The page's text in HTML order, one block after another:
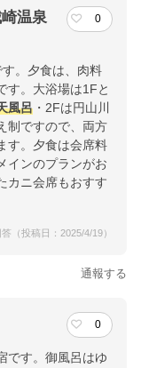
温泉
0
。夕食は、肉料
す。大浴場は1Fと
風呂 ・2Fは円山川
制ですので、両方
す。夕食は会席料
インのプランがお
カニ会席もおすす
（投稿日：2025/4/19）
通報する
0
です。御風呂はゆ